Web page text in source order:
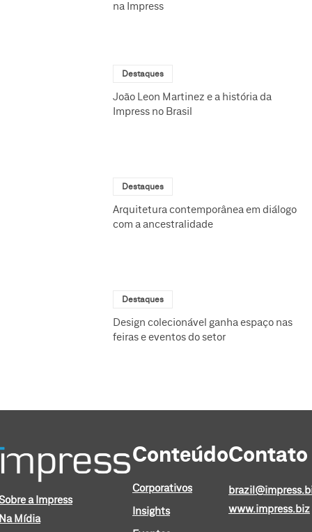
na Impress
Destaques
João Leon Martinez e a história da
Impress no Brasil
Destaques
Arquitetura contemporânea em diálogo
com a ancestralidade
Destaques
Design colecionável ganha espaço nas
feiras e eventos do setor
a Impress
Mídia
Conteúdo
Corporativos
Insights
Contato
www.impress.biz